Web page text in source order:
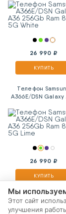
White
26 990 ₽
КУПИТЬ
Телефон
A366E/DSN Galaxy
Lime
26 990 ₽
КУПИТЬ
Мы
Этот сайт
улучшения